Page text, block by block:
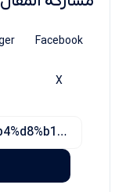
Facebook
X